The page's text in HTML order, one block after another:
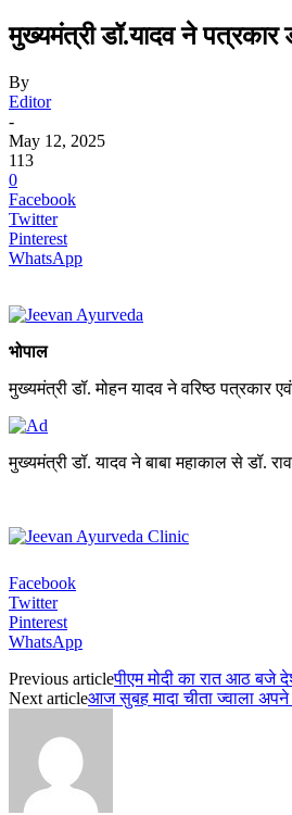
मुख्यमंत्री डॉ.यादव ने
By
Editor
-
May 12, 2025
113
0
Facebook
Twitter
Pinterest
WhatsApp
भोपाल
मुख्यमंत्री डॉ. मोहन यादव ने वरिष्ठ
मुख्यमंत्री डॉ. यादव ने बाबा महाकाल से डॉ.
Facebook
Twitter
Pinterest
WhatsApp
Previous articleपीएम मोदी का रात आठ बजे
Next articleआज सुबह मादा चीता ज्वाला